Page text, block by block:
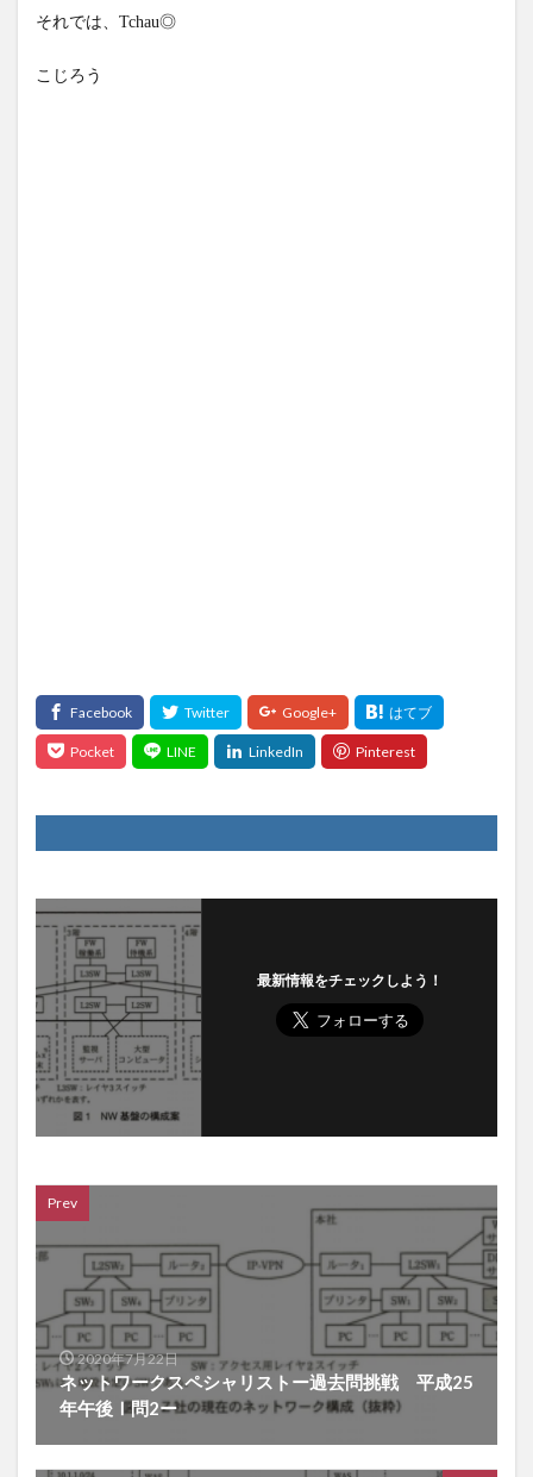
それでは、Tchau◎
こじろう
最新情報をチェックしよう！
Prev
2020年7月22日
ネットワークスペシャリストー過去問挑戦 平成25
年午後Ⅰ問2ー